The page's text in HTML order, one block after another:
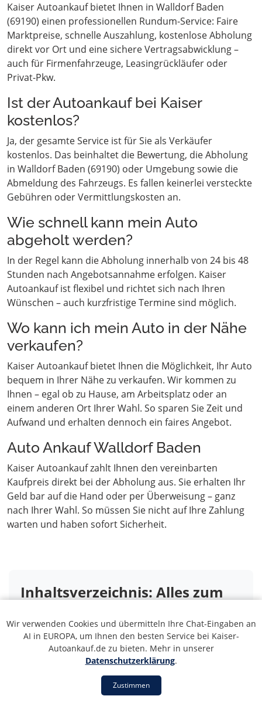
Kaiser Autoankauf bietet Ihnen in Walldorf Baden
(69190) einen professionellen Rundum-Service: Faire
Marktpreise, schnelle Auszahlung, kostenlose Abholung
direkt vor Ort und eine sichere Vertragsabwicklung –
auch für Firmenfahrzeuge, Leasingrückläufer oder
Privat-Pkw.
Ist der Autoankauf bei Kaiser
kostenlos?
Ja, der gesamte Service ist für Sie als Verkäufer
kostenlos. Das beinhaltet die Bewertung, die Abholung
in Walldorf Baden (69190) oder Umgebung sowie die
Abmeldung des Fahrzeugs. Es fallen keinerlei versteckte
Gebühren oder Vermittlungskosten an.
Wie schnell kann mein Auto
abgeholt werden?
In der Regel kann die Abholung innerhalb von 24 bis 48
Stunden nach Angebotsannahme erfolgen. Kaiser
Autoankauf ist flexibel und richtet sich nach Ihren
Wünschen – auch kurzfristige Termine sind möglich.
Wo kann ich mein Auto in der Nähe
verkaufen?
Kaiser Autoankauf bietet Ihnen die Möglichkeit, Ihr Auto
bequem in Ihrer Nähe zu verkaufen. Wir kommen zu
Ihnen – egal ob zu Hause, am Arbeitsplatz oder an
einem anderen Ort Ihrer Wahl. So sparen Sie Zeit und
Aufwand und erhalten dennoch ein faires Angebot.
Auto Ankauf Walldorf Baden
Kaiser Autoankauf zahlt Ihnen den vereinbarten
Kaufpreis direkt bei der Abholung aus. Sie erhalten Ihr
Geld bar auf die Hand oder per Überweisung – ganz
nach Ihrer Wahl. So müssen Sie nicht auf Ihre Zahlung
warten und haben sofort Sicherheit.
Inhaltsverzeichnis: Alles zum
1. Der Profi-Autoankauf in Walldorf Baden –
seriös, fair & schnell
2. Autoverwertung in Walldorf Baden – Auch
für Ihr Schrott- oder Unfallfahrzeug
Wir verwenden Cookies und übermitteln Ihre Chat-Eingaben an
AI in EUROPA, um Ihnen den besten Service bei Kaiser-
Autoankauf.de zu bieten. Mehr in unserer
Datenschutzerklärung.
Zustimmen